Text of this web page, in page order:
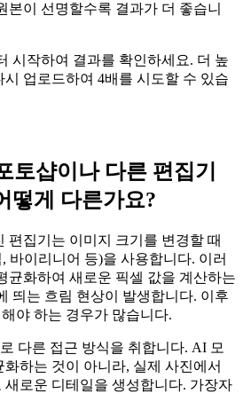
본이 선명할수록 결과가 더 좋습니
시작하여 결과를 확인하세요. 더 높
업로드하여 4배를 시도할 수 있습
토샵이나 다른 편집기
떻게 다른가요?
편집기는 이미지 크기를 변경할 때
바이리니어 등)을 사용합니다. 이러
균화하여 새로운 픽셀 값을 계산하는
띄는 흐림 현상이 발생합니다. 이후
야 하는 경우가 많습니다.
다른 접근 방식을 취합니다. AI 모
하는 것이 아니라, 실제 사진에서
로운 디테일을 생성합니다. 가장자